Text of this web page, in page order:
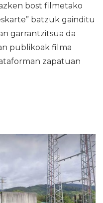
bost filmetako
batzuk gainditu
garrantzitsua da
publikoak filma
zapatuan